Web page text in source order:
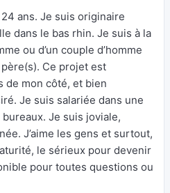
24 ans. Je suis originaire
dans le bas rhin. Je suis à la
ou d’un couple d’homme
Ce projet est
de mon côté, et bien
Je suis salariée dans une
Je suis joviale,
J’aime les gens et surtout,
le sérieux pour devenir
pour toutes questions ou